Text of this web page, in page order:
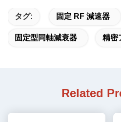
タグ: 固定 RF 減速器
固定型同軸減衰器 精密
Related